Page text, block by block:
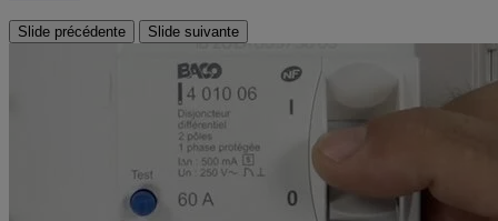
Slide précédente Slide suivante